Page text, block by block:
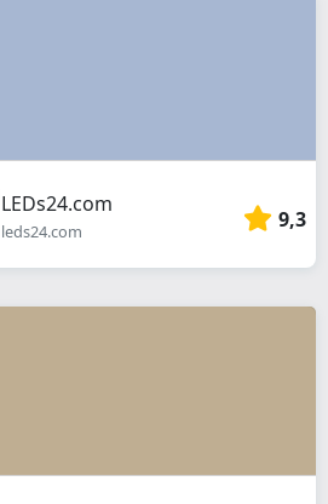
LEDs24.com
leds24.com 9,3